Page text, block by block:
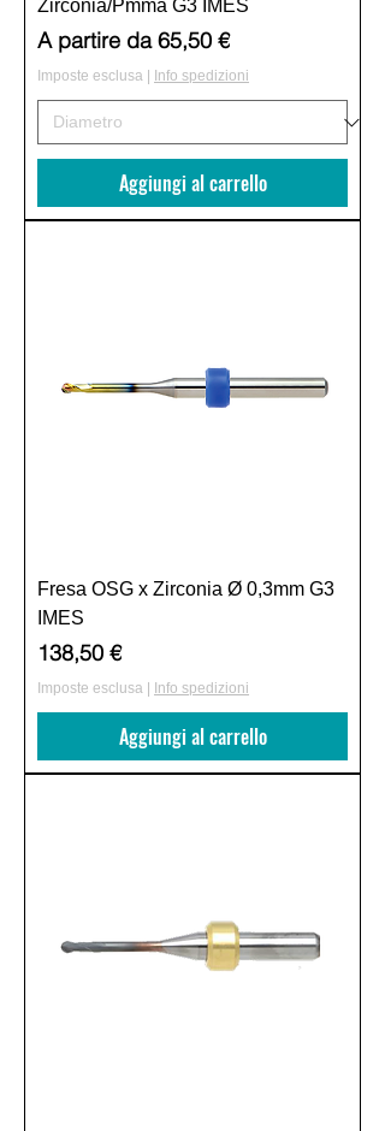
Zirconia/Pmma G3 IMES
A partire da65,50 €
Prezzo scontato
Imposte esclusa Info spedizioni
Aggiungi al carrello
Fresa OSG x Zirconia Ø 0,3mm G3
IMES
Prezzo
138,50 €
Imposte esclusa Info spedizioni
Aggiungi al carrello